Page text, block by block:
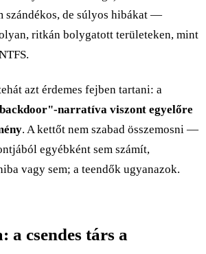
szándékos, de súlyos hibákat —
ritkán bolygatott területeken, mint
azt érdemes fejben tartani: a
narratíva viszont egyelőre
. A kettőt nem szabad összemosni —
egyébként sem számít,
vagy sem; a teendők ugyanazok.
a csendes társ a